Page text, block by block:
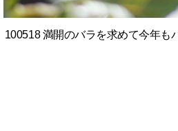
100518 満開のバラを求めて今年も